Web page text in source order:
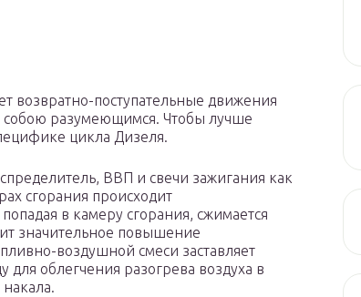
возвратно-поступательные движения
собою разумеющимся. Чтобы лучше
цикла Дизеля.
ВВП и свечи зажигания как
сгорания происходит
в камеру сгорания, сжимается
значительное повышение
воздушной смеси заставляет
для облегчения разогрева воздуха в